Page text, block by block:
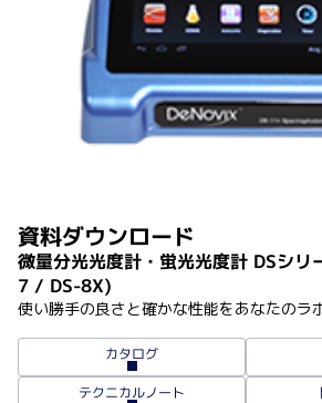
資料ダウンロード
微量分光光度計・蛍光光度計 DSシ
7 / DS-8X)
使い勝手の良さと確かな性能をあなたのラ
カタログ
テクニカルノート